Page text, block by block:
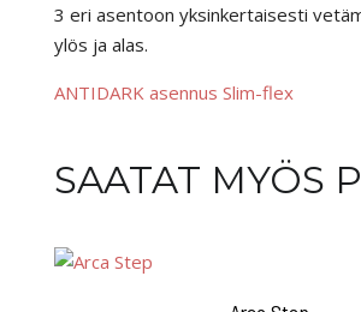
3 eri asentoon yksinkertaisesti
ylös ja alas.
ANTIDARK asennus Slim-flex
SAATAT MYÖS